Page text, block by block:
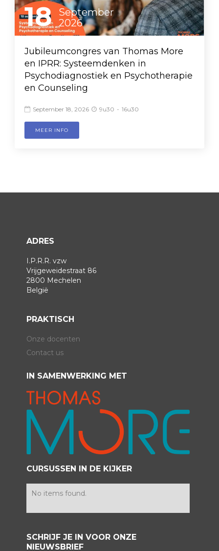
18
September
2026
Jubileumcongres van Thomas More
en IPRR: Systeemdenken in
Psychodiagnostiek en Psychotherapie
en Counseling
 September 18, 2026  9u30 - 16u30
MEER INFO
ADRES
I.P.R.R. vzw
Vrijgeweidestraat 86
2800 Mechelen
België
PRAKTISCH
Onze docenten
Contact us
IN SAMENWERKING MET
CURSUSSEN IN DE KIJKER
No items found.
SCHRIJF JE IN VOOR ONZE
NIEUWSBRIEF